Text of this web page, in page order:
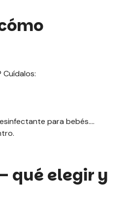
para bebés.
qué elegir y